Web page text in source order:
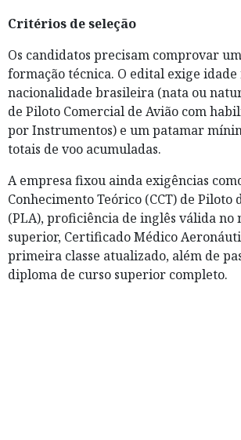
Critérios de seleção
Os candidatos precisam comprovar
formação técnica. O edital exige
nacionalidade brasileira (nata ou
de Piloto Comercial de Avião com
por Instrumentos) e um patamar
totais de voo acumuladas.
A empresa fixou ainda exigências
Conhecimento Teórico (CCT) de Piloto
(PLA), proficiência de inglês válida no
superior, Certificado Médico
primeira classe atualizado, além de
diploma de curso superior completo.